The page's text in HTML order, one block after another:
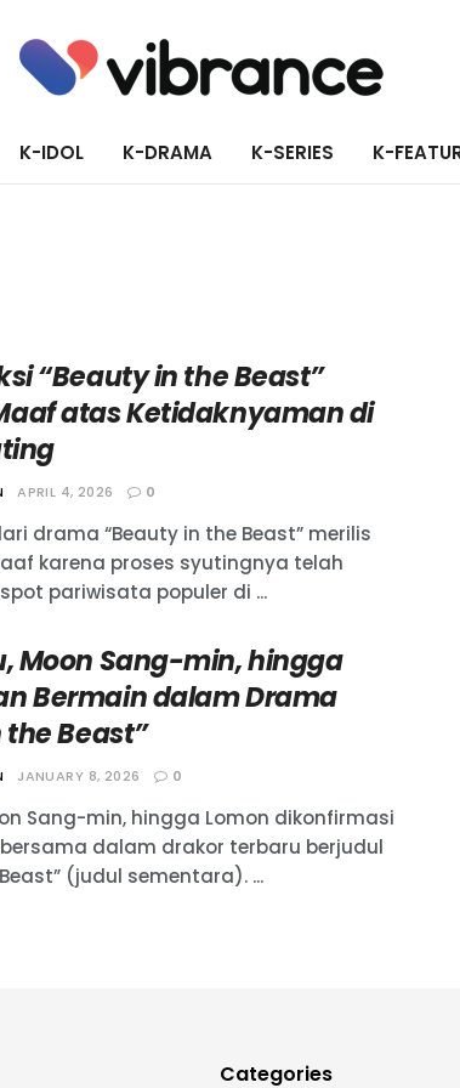
K-IDOL K-DRAMA K-SERIES K-
“Beauty in the Beast”
atas Ketidaknyaman di
APRIL 4, 2026 0
drama “Beauty in the Beast” merilis
karena proses syutingnya telah
pariwisata populer di ...
Moon Sang-min, hingga
Bermain dalam Drama
Beast”
JANUARY 8, 2026 0
Sang-min, hingga Lomon dikonfirmasi
dalam drakor terbaru berjudul
(judul sementara). ...
Categories